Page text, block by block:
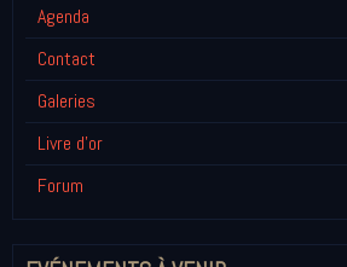
Agenda
Contact
Galeries
Livre d'or
Forum